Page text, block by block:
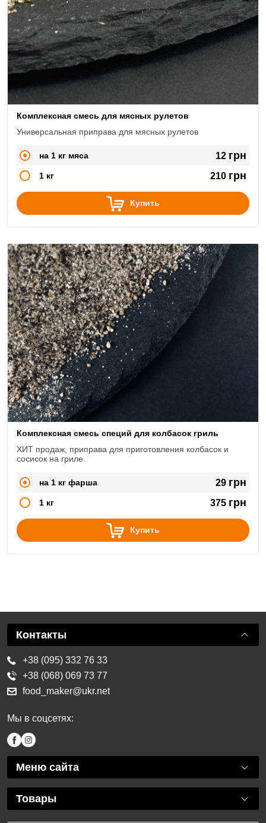
Комплексная смесь для мясных рулетов
Универсальная приправа для мясных рулетов
на 1 кг мяса 12 грн
1 кг 210 грн
Купить
Комплексная смесь специй для колбасок гриль
ХИТ продаж, приправа для приготовления колбасок и
сосисок на гриле.
на 1 кг фарша 29 грн
1 кг 375 грн
Купить
Меню сайта
Товары
Контакты
+38 (095) 332 76 33
+38 (068) 069 73 77
food_maker@ukr.net
Мы в соцсетях: